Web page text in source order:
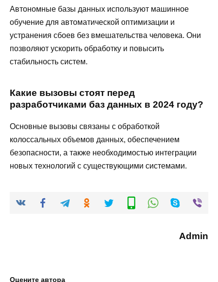
Автономные базы данных используют машинное
обучение для автоматической оптимизации и
устранения сбоев без вмешательства человека. Они
позволяют ускорить обработку и повысить
стабильность систем.
Какие вызовы стоят перед
разработчиками баз данных в 2024 году?
Основные вызовы связаны с обработкой
колоссальных объемов данных, обеспечением
безопасности, а также необходимостью интеграции
новых технологий с существующими системами.
Admin
Оцените автора